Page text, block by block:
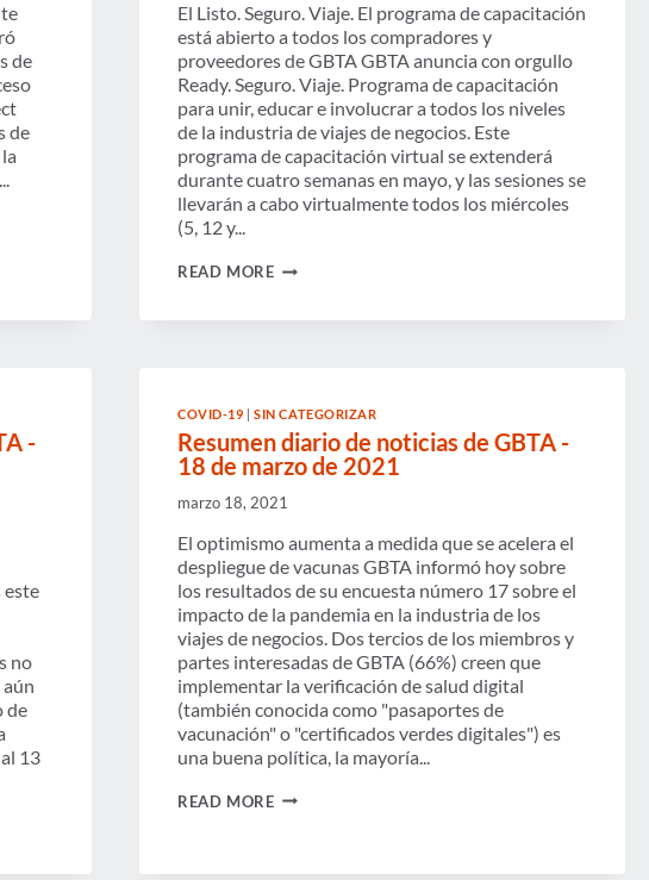
de
de
El Listo. Seguro. Viaje. El programa de capacitación
está abierto a todos los compradores y
proveedores de GBTA GBTA anuncia con orgullo
Ready. Seguro. Viaje. Programa de capacitación
para unir, educar e involucrar a todos los niveles
de la industria de viajes de negocios. Este
programa de capacitación virtual se extenderá
durante cuatro semanas en mayo, y las sesiones se
llevarán a cabo virtualmente todos los miércoles
(5, 12 y...
READ MORERESUMEN
NOTICIAS
DE
2021
-
este
no
de
13
COVID-19 |SIN CATEGORIZAR
Resumen diario de noticias de GBTA -
18 de marzo de 2021
marzo 18, 2021
El optimismo aumenta a medida que se acelera el
despliegue de vacunas GBTA informó hoy sobre
los resultados de su encuesta número 17 sobre el
impacto de la pandemia en la industria de los
viajes de negocios. Dos tercios de los miembros y
partes interesadas de GBTA (66%) creen que
implementar la verificación de salud digital
(también conocida como "pasaportes de
vacunación" o "certificados verdes digitales") es
una buena política, la mayoría...
READ MORERESUMEN
DE